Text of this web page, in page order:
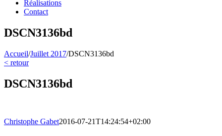
Réalisations
Contact
DSCN3136bd
Accueil/Juillet 2017/DSCN3136bd
< retour
DSCN3136bd
Christophe Gabet2016-07-21T14:24:54+02:00